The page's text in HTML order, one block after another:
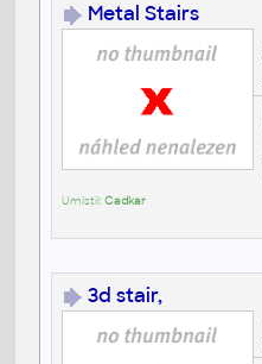
Metal Stairs
Umístil:Cadkar
3d stair,